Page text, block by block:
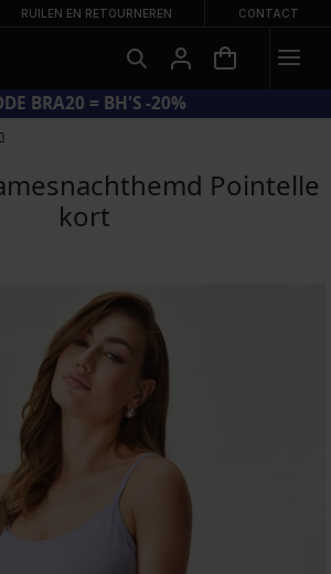
RUILEN EN RETOURNEREN CONTACT
BRA20 = BH'S -20%
Pointelle
kort